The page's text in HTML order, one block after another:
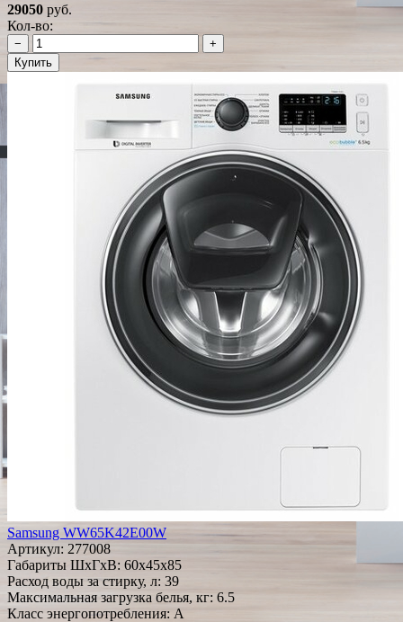
29050 руб.
Кол-во:
−
+
Купить
Samsung WW65K42E00W
Артикул: 277008
Габариты ШxГxВ: 60x45x85
Расход воды за стирку, л: 39
Максимальная загрузка белья, кг: 6.5
Класс энергопотребления: A